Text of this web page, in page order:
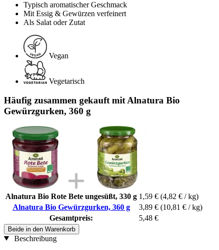
Typisch aromatischer Geschmack
Mit Essig & Gewürzen verfeinert
Als Salat oder Zutat
Vegan
Vegetarisch
Häufig zusammen gekauft mit Alnatura Bio
Gewürzgurken, 360 g
Alnatura Bio Rote Bete ungesüßt, 330 g 1,59 € (4,82 € / kg)
Alnatura Bio Gewürzgurken, 360 g
3,89 € (10,81 € / kg)
Gesamtpreis:
5,48 €
Beide in den Warenkorb
Beschreibung